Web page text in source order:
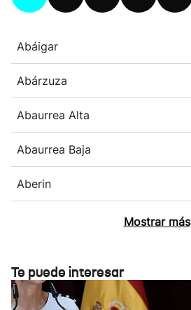
Abáigar
Abárzuza
Abaurrea Alta
Abaurrea Baja
Aberin
Mostrar más
Te puede interesar